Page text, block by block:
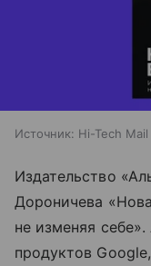
Источник: Hi-Tech Mail
Издательство
Дороничева
не изменяя
продуктов